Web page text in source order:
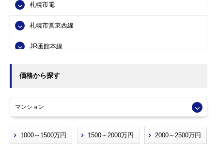
札幌市清田区
小樽市
江別市
札幌市電
札幌市営東西線
JR函館本線
価格から探す
1000～1500万円 1500～2000万円 2000～2500万円